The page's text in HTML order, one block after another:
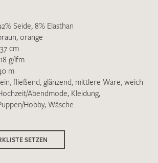
dass meine angegebenen Daten
meiner Musteranfrage genutzt werden.
habe ich zur Kenntnis
akzeptiere diese.
Seide, 8% Elasthan
, orange
cm
g/lfm
m
, fließend, glänzend, mittlere Ware, weich
Abendmode, Kleidung,
Hobby, Wäsche
SETZEN